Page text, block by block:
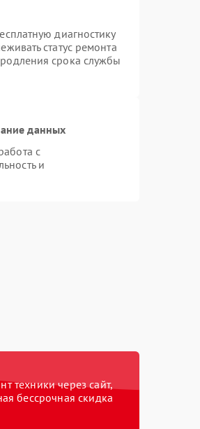
диагностику
статус ремонта
срока службы
данных
с
и
техники через сайт,
бессрочная скидка